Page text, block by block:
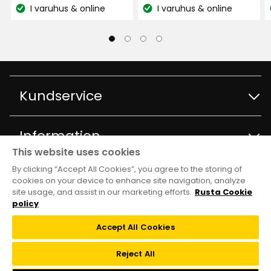
bättre kvalitet.
•
Visa original
HS
E Ewa
1 månad sedan
JO
kr
Lagersaldo:
I varuhus & online
recensioner
pris
39,90
Lagersaldo:
I varuhus & online
Kundservice
Kontakta kundservice
Köpvillkor
Leveransalternativ
Information
Varuhus och öppettider
Om Rusta
Jobba på Rusta
Club Rusta
Medlemserbjudanden
Medlemsvillkor
Följ oss
This website uses cookies
By clicking “Accept All Cookies”, you agree to the storing of
cookies on your device to enhance site navigation, analyze
site usage, and assist in our marketing efforts. Rusta Cookie
policy
Accept All Cookies
Reject All